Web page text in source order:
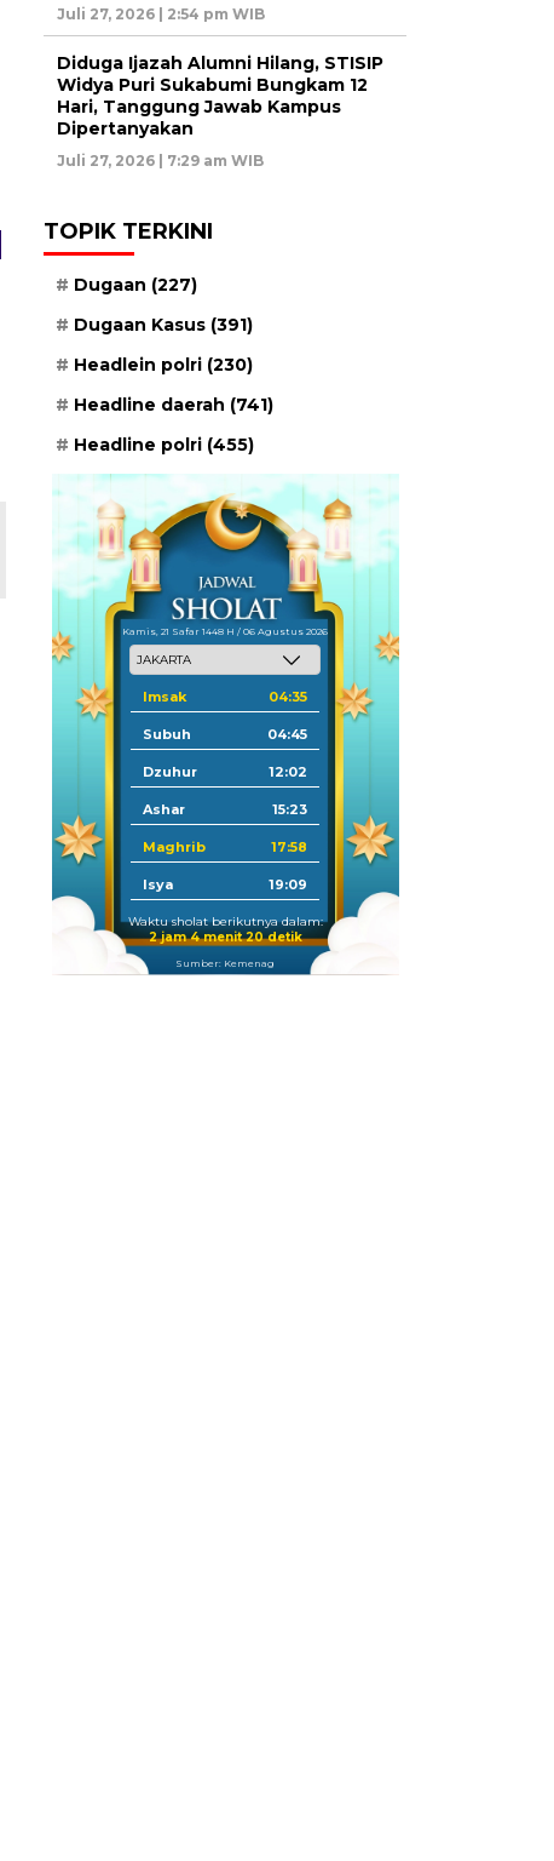
Juli 27, 2026 | 2:54 pm WIB
Diduga Ijazah Alumni Hilang, STISIP
Widya Puri Sukabumi Bungkam 12
Hari, Tanggung Jawab Kampus
Dipertanyakan
Juli 27, 2026 | 7:29 am WIB
TOPIK TERKINI
Dugaan (227)
Dugaan Kasus (391)
Headlein polri (230)
Headline daerah (741)
Headline polri (455)
Kamis, 21 Safar 1448 H / 06 Agustus 2026
Imsak 04:35
Subuh 04:45
Dzuhur 12:02
Ashar 15:23
Maghrib 17:58
Isya 19:09
Waktu sholat berikutnya dalam:
2 jam 4 menit 19 detik
Sumber: Kemenag